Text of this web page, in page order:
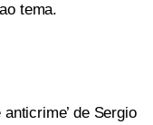
tema.
de Sergio